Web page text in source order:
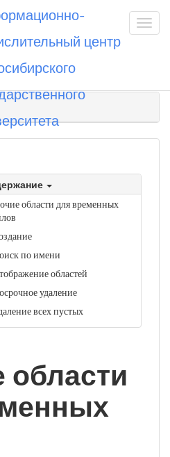
центр
области для временных
по имени
областей
удаление
всех пустых
области